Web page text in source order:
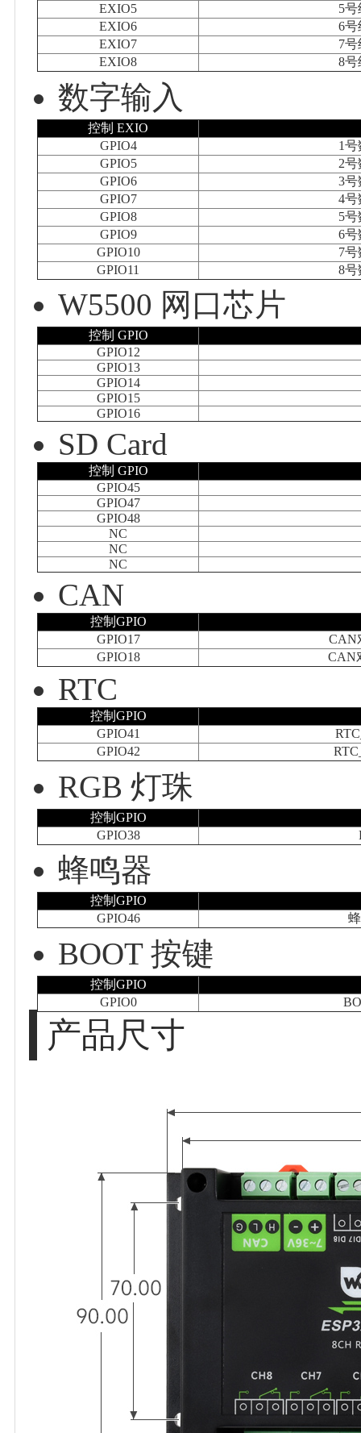
EXIO5
5
EXIO6
6
EXIO7
7
EXIO8
8
数字输入
控制 EXIO
GPIO4
1
GPIO5
2
GPIO6
3
GPIO7
4
GPIO8
5
GPIO9
6
GPIO10
7
GPIO11
8
W5500 网口芯片
控制 GPIO
GPIO12
GPIO13
GPIO14
GPIO15
GPIO16
SD Card
控制 GPIO
GPIO45
GPIO47
GPIO48
NC
NC
NC
CAN
控制GPIO
GPIO17
CAN
GPIO18
CAN
RTC
控制GPIO
GPIO41
GPIO42
RGB 灯珠
控制GPIO
GPIO38
蜂鸣器
控制GPIO
GPIO46
BOOT 按键
控制GPIO
GPIO0
产品尺寸